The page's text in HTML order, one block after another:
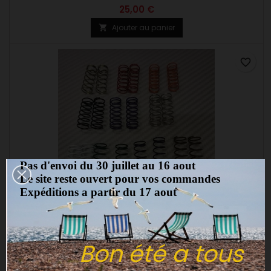
25,00 €
 Ajouter au panier
MARQUE:IRS
LOT DE 10 PAIRES DE RESSORTS LATÉRAUX POUR PRO10
(0)
Lot de 10 paires de ressorts latéraux pour PRO10
favorite_border
Bon été a tous
Pas d'envoi du 30 juillet au 16 aout
Le site reste ouvert pour vos commandes
Expéditions a partir du 17 aout